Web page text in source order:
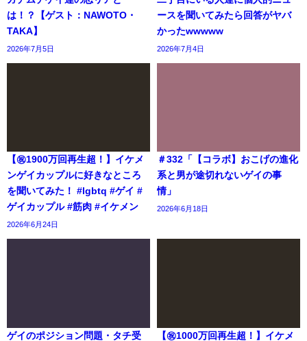
は！？【ゲスト：NAWOTO・
TAKA】
2026年7月5日
ースを聞いてみたら回答がヤバ
かったwwwww
2026年7月4日
【㊗️1900万回再生超！】イケメ
ンゲイカップルに好きなところ
を聞いてみた！ #lgbtq #ゲイ #
ゲイカップル #筋肉 #イケメン
2026年6月24日
＃332「【コラボ】おこげの進化
系と男が途切れないゲイの事
情」
2026年6月18日
ゲイのポジション問題・タチ受
【㊗️1000万回再生超！】イケメ